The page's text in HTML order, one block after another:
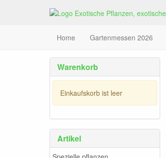
Home Gartenmessen 2026
Warenkorb
Einkaufskorb ist leer
Artikel